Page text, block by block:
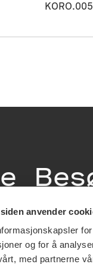
anvender
og for å
med partnerne
inngang
0251 Oslo